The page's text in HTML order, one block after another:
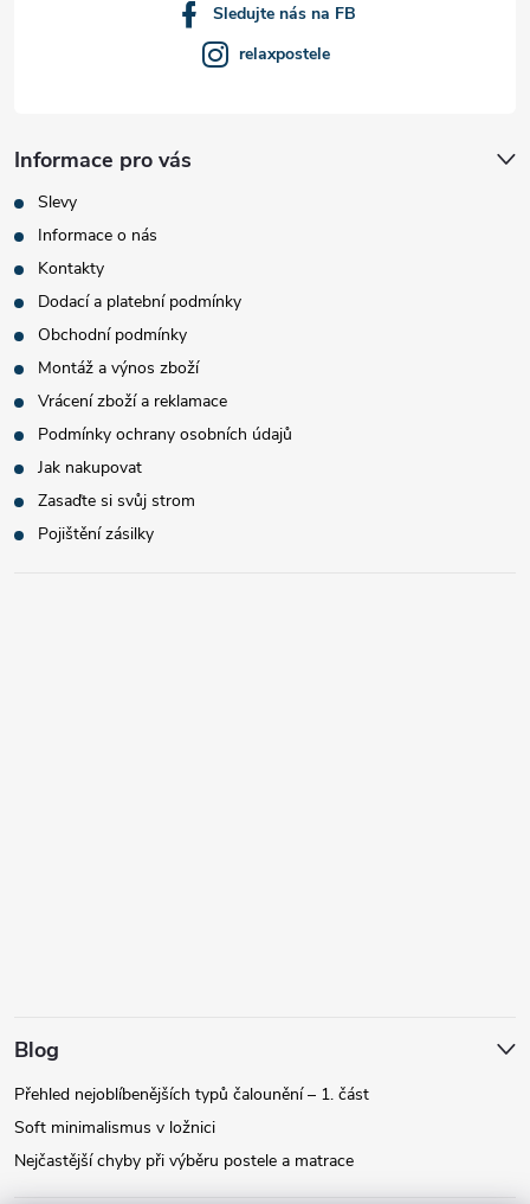
Sledujte nás na FB
relaxpostele
Informace pro vás
Slevy
Informace o nás
Kontakty
Dodací a platební podmínky
Obchodní podmínky
Montáž a výnos zboží
Vrácení zboží a reklamace
Podmínky ochrany osobních údajů
Jak nakupovat
Zasaďte si svůj strom
Pojištění zásilky
Blog
Přehled nejoblíbenějších typů čalounění – 1. část
Soft minimalismus v ložnici
Nejčastější chyby při výběru postele a matrace